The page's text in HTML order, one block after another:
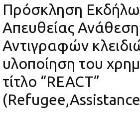
Πρόσκληση
Απευθείας
Αντιγραφών
υλοποίηση του
τίτλο “REACT”